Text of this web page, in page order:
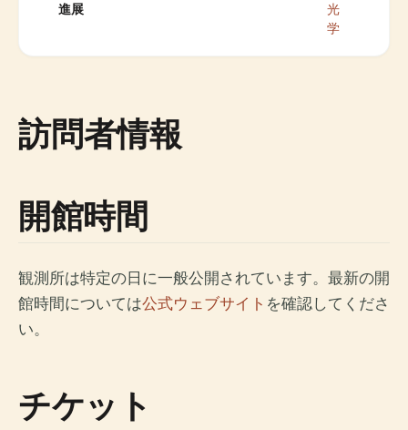
進展
光
学
訪問者情報
開館時間
観測所は特定の日に一般公開されています。最新の開
館時間については公式ウェブサイト を確認してくださ
い。
チケット